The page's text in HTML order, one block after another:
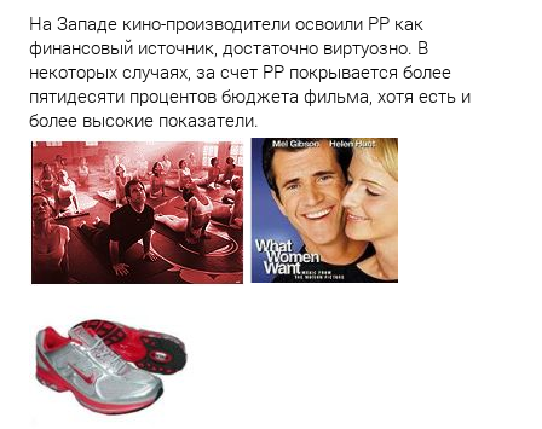
На Западе кино-производители освоили PP как
финансовый источник, достаточно виртуозно. В
некоторых случаях, за счет PP покрывается более
пятидесяти процентов бюджета фильма, хотя есть и
более высокие показатели.